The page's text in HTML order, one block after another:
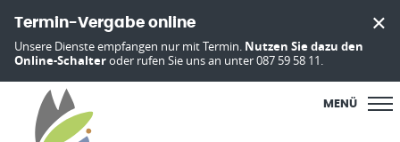
Termin-Vergabe online
Unsere Dienste empfangen nur mit Termin. Nutzen Sie dazu den
Online-Schalteroder rufen Sie uns an unter 087 59 58 11.
MENÜ